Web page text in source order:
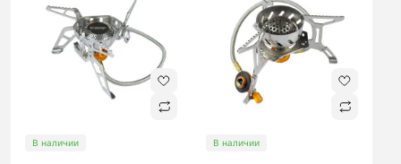
В наличии В наличии